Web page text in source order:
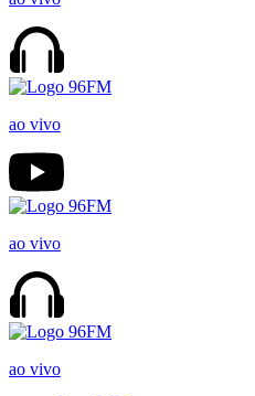
ao vivo
ao vivo
ao vivo